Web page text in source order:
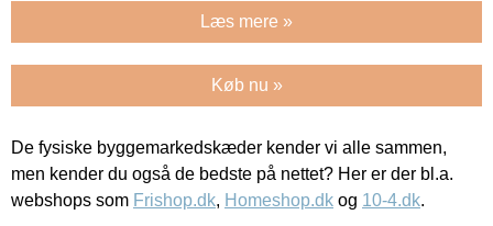
Læs mere »
Køb nu »
De fysiske byggemarkedskæder kender vi alle sammen,
men kender du også de bedste på nettet? Her er der bl.a.
webshops som Frishop.dk, Homeshop.dk og 10-4.dk.